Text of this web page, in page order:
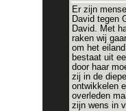
Er zijn
David tegen
David. Met
raken wij
om het
bestaat uit
door haar
zij in de
ontwikkelen
overleden
zijn wens in